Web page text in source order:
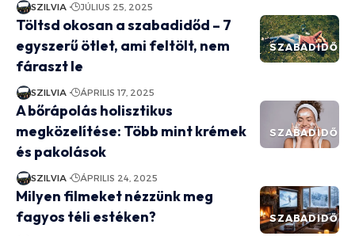
SZILVIA JÚLIUS 25, 2025
SZABADIDŐ
Töltsd okosan a szabadidőd – 7
egyszerű ötlet, ami feltölt, nem
fáraszt le
SZILVIA ÁPRILIS 17, 2025
SZABADIDŐ
A bőrápolás holisztikus
megközelítése: Több mint krémek
és pakolások
SZILVIA ÁPRILIS 24, 2025
SZABADIDŐ
Milyen filmeket nézzünk meg
fagyos téli estéken?